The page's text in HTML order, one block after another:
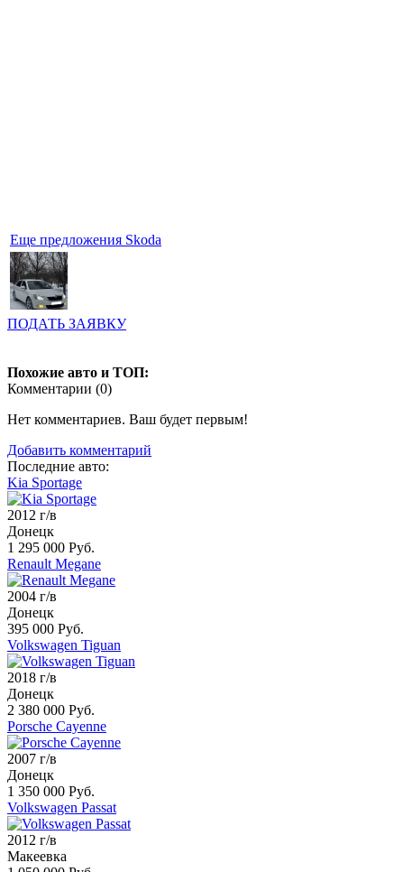
Еще предложения Skoda
ПОДАТЬ ЗАЯВКУ
Похожие авто и ТОП:
Комментарии (0)
Нет комментариев. Ваш будет первым!
Добавить комментарий
Последние авто:
Kia Sportage
2012 г/в
Донецк
1 295 000 Руб.
Renault Megane
2004 г/в
Донецк
395 000 Руб.
Volkswagen Tiguan
2018 г/в
Донецк
2 380 000 Руб.
Porsche Cayenne
2007 г/в
Донецк
1 350 000 Руб.
Volkswagen Passat
2012 г/в
Макеевка